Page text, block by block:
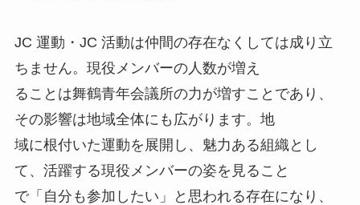
JC 運動・JC 活動は仲間の存在なくしては成り立
ちません。現役メンバーの人数が増え
ることは舞鶴青年会議所の力が増すことであり、
その影響は地域全体にも広がります。地
域に根付いた運動を展開し、魅力ある組織とし
て、活躍する現役メンバーの姿を見ること
で「自分も参加したい」と思われる存在になり、